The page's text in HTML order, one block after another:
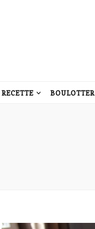
RECETTE BOULOTTER